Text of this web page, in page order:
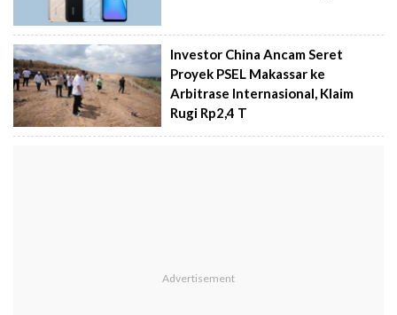
Investor China Ancam Seret
Proyek PSEL Makassar ke
Arbitrase Internasional, Klaim
Rugi Rp2,4 T